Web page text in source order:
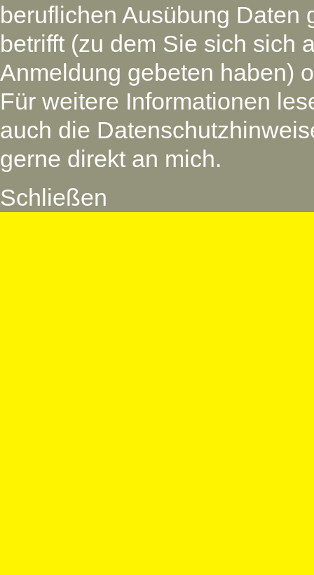
beruflichen Ausübung Daten
betrifft (zu dem Sie sich sich
Anmeldung gebeten haben)
Für weitere Informationen
auch die
gerne direkt an mich.
Schließen